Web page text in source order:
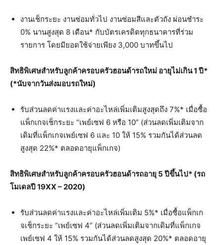
งานเช็กระยะ งานซ่อมทั่วไป งานซ่อมสีและตัวถัง ผ่อนชำระ
0% นานสูงสุด 8 เดือน* กับบัตรเครดิตทุกธนาคารที่ร่วม
รายการ โดยมียอดใช้จ่ายเพียง 3,000 บาทขึ้นไป
สิทธิพิเศษสำหรับลูกค้าครอบครัวฮอนด้ารถใหม่ อายุไม่เกิน1 ปี*
(*นับจากวันส่งมอบรถใหม่)
รับส่วนลดค่าแรงและค่าอะไหล่เพิ่มเติมสูงสุดถึง 7%* เมื่อซื้อ
แพ็กเกจเช็กระยะ “เพย์เซฟ 6 หรือ 10” (ส่วนลดเพิ่มเติมจาก
เดิมที่แพ็กเกจเพย์เซฟ 6 และ 10 ให้ 15% รวมกันได้ส่วนลด
สูงสุด 22%* ตลอดอายุแพ็กเกจ)
สิทธิพิเศษสำหรับลูกค้าครอบครัวฮอนด้ารถอายุ 5 ปีขึ้นไป* (รถ
โมเดลปี 19XX – 2020)
รับส่วนลดค่าแรงและค่าอะไหล่เพิ่มเติม 5%* เมื่อซื้อแพ็กเก
จเช็กระยะ “เพย์เซฟ 4” (ส่วนลดเพิ่มเติมจากเดิมที่แพ็กเกจ
เพย์เซฟ 4 ให้ 15% รวมกันได้ส่วนลดสูงสุด 20%* ตลอดอายุ